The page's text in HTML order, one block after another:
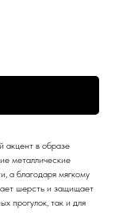
в образе
металлические
а благодаря мягкому
шерсть и защищает
прогулок, так и для